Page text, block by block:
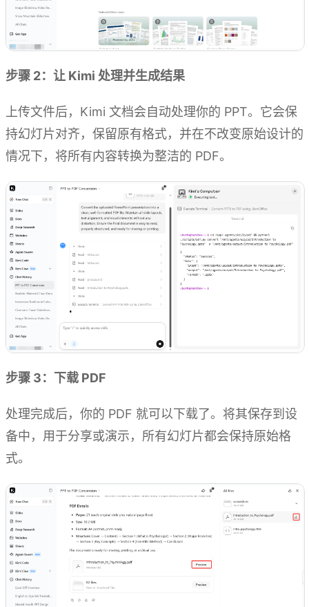
步骤 2：让 Kimi 处理并生成结果
上传文件后，Kimi 文档会自动处理你的 PPT。它会保
持幻灯片对齐，保留原有格式，并在不改变原始设计的
情况下，将所有内容转换为整洁的 PDF。
步骤 3：下载 PDF
处理完成后，你的 PDF 就可以下载了。将其保存到设
备中，用于分享或演示，所有幻灯片都会保持原始格
式。